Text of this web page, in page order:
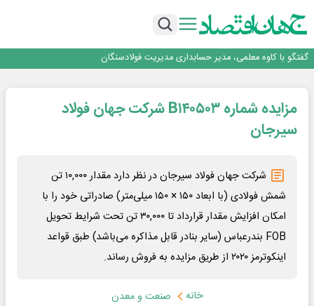
فولاد مبارکه اصفهان
تجدیدپذیر با حضور استاندار اصفهان
گفتگو با کاوه معلمی، مدیر حسابداری مدیریت فولادسنگان
راهی که فولاد مبارکه پس از جنگ در پیش گرفت
فولاد مبارکه اصفهان
افتتاح بزرگ‌ترین و مجهزترین آموزشگاه فنی وحرفه ای آزاد تخصصی انرژی‌های نو و
تجدیدپذیر با حضور استاندار اصفهان
مزایده شماره B۱۴۰۵۰۳ شرکت جهان فولاد
سیرجان
شرکت جهان فولاد سیرجان در نظر دارد مقدار ۱۰,۰۰۰ تن
شمش فولادی (با ابعاد ۱۵۰ × ۱۵۰ میلی‌متر) صادراتی خود را با
امکان افزایش مقدار قرارداد تا ۳۰,۰۰۰ تن تحت شرایط تحویل
FOB بندرعباس (سایر بنادر قابل مذاکره می‌باشد) طبق قواعد
اینکوترمز ۲۰۲۰ از طریق مزایده به فروش رساند.
خانه
صنعت و معدن